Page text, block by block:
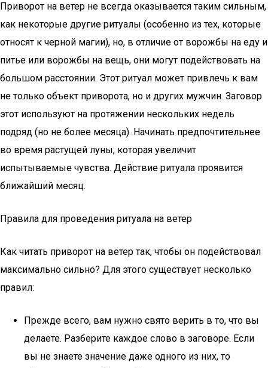
Приворот на ветер не всегда оказывается таким сильным,
как некоторые другие ритуалы (особенно из тех, которые
относят к черной магии), но, в отличие от ворожбы на еду и
питье или ворожбы на вещь, они могут подействовать на
большом расстоянии. Этот ритуал может привлечь к вам
не только объект приворота, но и других мужчин. Заговор
этот используют на протяжении нескольких недель
подряд (но не более месяца). Начинать предпочтительнее
во время растущей луны, которая увеличит
испытываемые чувства. Действие ритуала проявится
ближайший месяц.
Правила для проведения ритуала на ветер
Как читать приворот на ветер так, чтобы он подействовал
максимально сильно? Для этого существует несколько
правил:
Прежде всего, вам нужно свято верить в то, что вы
делаете. Разберите каждое слово в заговоре. Если
вы не знаете значение даже одного из них, то